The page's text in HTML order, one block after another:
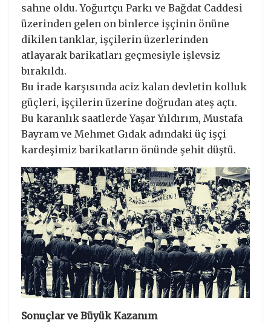
sahne oldu. Yoğurtçu Parkı ve Bağdat Caddesi
üzerinden gelen on binlerce işçinin önüne
dikilen tanklar, işçilerin üzerlerinden
atlayarak barikatları geçmesiyle işlevsiz
bırakıldı.
Bu irade karşısında aciz kalan devletin kolluk
güçleri, işçilerin üzerine doğrudan ateş açtı.
Bu karanlık saatlerde Yaşar Yıldırım, Mustafa
Bayram ve Mehmet Gıdak adındaki üç işçi
kardeşimiz barikatların önünde şehit düştü.
Sonuçlar ve Büyük Kazanım